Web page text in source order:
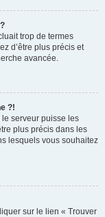
trop de termes
d’être plus précis et
avancée.
?!
serveur puisse les
plus précis dans les
lesquels vous souhaitez
sur le lien « Trouver